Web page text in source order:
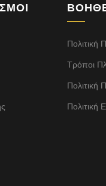
Τρόποι
Πολιτική
Πολιτική